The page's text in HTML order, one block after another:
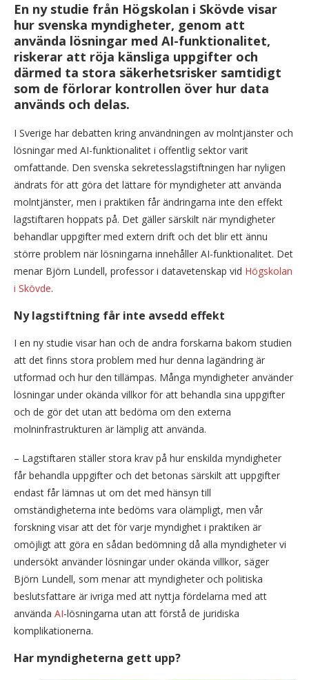
En ny studie från Högskolan i Skövde visar
hur svenska myndigheter, genom att
använda lösningar med AI-funktionalitet,
riskerar att röja känsliga uppgifter och
därmed ta stora säkerhetsrisker samtidigt
som de förlorar kontrollen över hur data
används och delas.
I Sverige har debatten kring användningen av molntjänster och
lösningar med AI-funktionalitet i offentlig sektor varit
omfattande. Den svenska sekretesslagstiftningen har nyligen
ändrats för att göra det lättare för myndigheter att använda
molntjänster, men i praktiken får ändringarna inte den effekt
lagstiftaren hoppats på. Det gäller särskilt när myndigheter
behandlar uppgifter med extern drift och det blir ett ännu
större problem när lösningarna innehåller AI-funktionalitet. Det
menar Björn Lundell, professor i datavetenskap vid Högskolan
i Skövde.
Ny lagstiftning får inte avsedd effekt
I en ny studie visar han och de andra forskarna bakom studien
att det finns stora problem med hur denna lagändring är
utformad och hur den tillämpas. Många myndigheter använder
lösningar under okända villkor för att behandla sina uppgifter
och de gör det utan att bedöma om den externa
molninfrastrukturen är lämplig att använda.
– Lagstiftaren ställer stora krav på hur enskilda myndigheter
får behandla uppgifter och det betonas särskilt att uppgifter
endast får lämnas ut om det med hänsyn till
omständigheterna inte bedöms vara olämpligt, men vår
forskning visar att det för varje myndighet i praktiken är
omöjligt att göra en sådan bedömning då alla myndigheter vi
undersökt använder lösningar under okända villkor, säger
Björn Lundell, som menar att myndigheter och politiska
beslutsfattare är ivriga med att nyttja fördelarna med att
använda AI-lösningarna utan att förstå de juridiska
komplikationerna.
Har myndigheterna gett upp?